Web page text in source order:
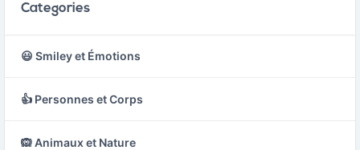
Categories
😃 Smiley et Émotions
👍 Personnes et Corps
🙉 Animaux et Nature